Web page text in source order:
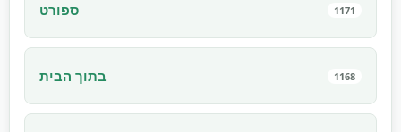
ספורט 1171
בתוך הבית 1168